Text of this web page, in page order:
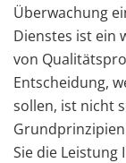
Überwachung
Dienstes ist ein
von
Entscheidung,
sollen, ist nicht
Grundprinzipien
Sie die